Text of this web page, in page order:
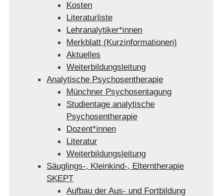
Kosten
Literaturliste
Lehranalytiker*innen
Merkblatt (Kurzinformationen)
Aktuelles
Weiterbildungsleitung
Analytische Psychosentherapie
Münchner Psychosentagung
Studientage analytische
Psychosentherapie
Dozent*innen
Literatur
Weiterbildungsleitung
Säuglings-, Kleinkind-, Elterntherapie
SKEPT
Aufbau der Aus- und Fortbildung